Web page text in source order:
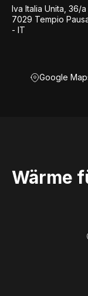
Iva Italia Unita, 36/a
7029 Tempio
- IT
Google
Wärme